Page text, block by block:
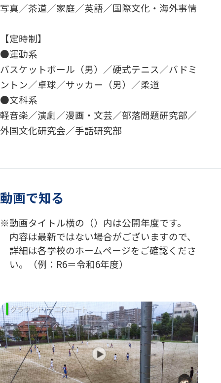
写真／茶道／家庭／英語／国際文化・海外事情
【定時制】
●運動系
バスケットボール（男）／硬式テニス／バドミ
ントン／卓球／サッカー（男）／柔道
●文科系
軽音楽／演劇／漫画・文芸／部落問題研究部／
外国文化研究会／手話研究部
動画で知る
動画タイトル横の（）内は公開年度です。
内容は最新ではない場合がございますので、
詳細は各学校のホームページをご確認くださ
い。（例：R6＝令和6年度）